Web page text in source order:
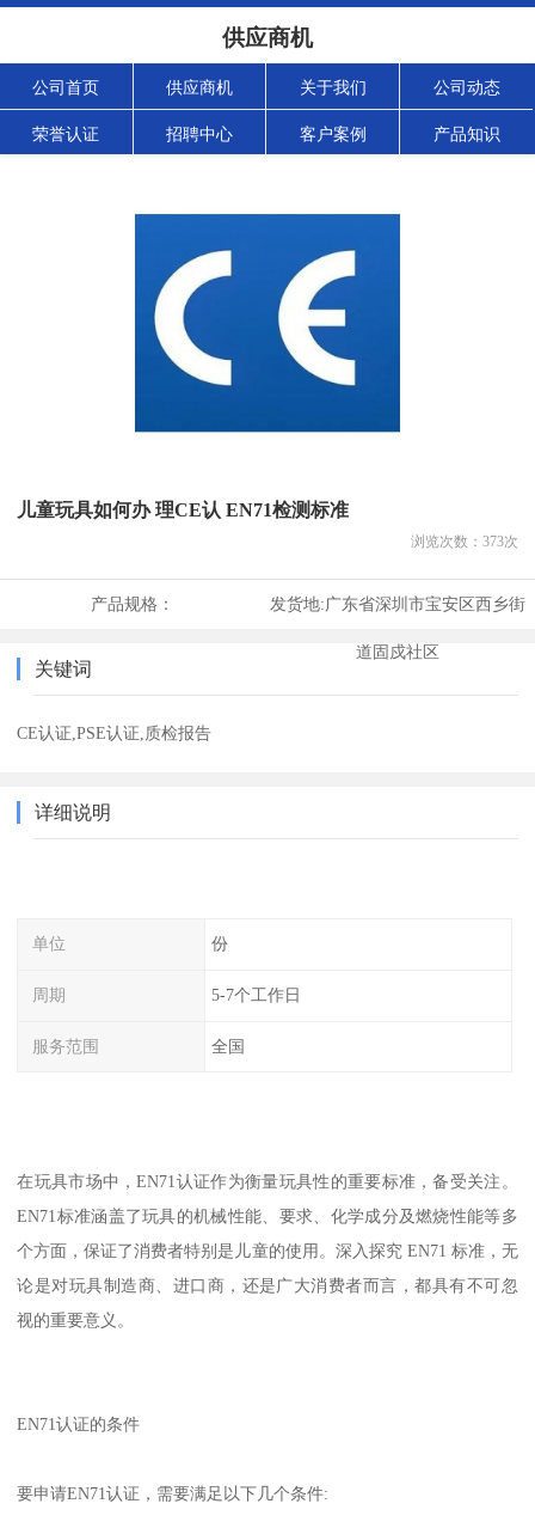
供应商机
公司首页 供应商机 关于我们 公司动态
荣誉认证 招聘中心 客户案例 产品知识
儿童玩具如何办 理CE认 EN71检测标准
浏览次数： 373次
产品规格： 发货地:广东省深圳市宝安区西乡街
道固戍社区
关键词
CE认证,PSE认证,质检报告
详细说明
单位 份
周期 5-7个工作日
服务范围 全国
在玩具市场中，EN71认证作为衡量玩具性的重要标准，备受关注。
EN71标准涵盖了玩具的机械性能、要求、化学成分及燃烧性能等多
个方面，保证了消费者特别是儿童的使用。深入探究 EN71 标准，无
论是对玩具制造商、进口商，还是广大消费者而言，都具有不可忽
视的重要意义。
EN71认证的条件
要申请EN71认证，需要满足以下几个条件: